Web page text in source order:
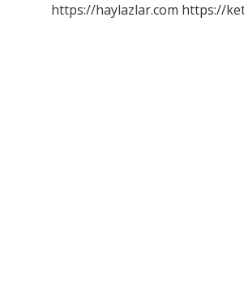
https://haylazlar.com https://